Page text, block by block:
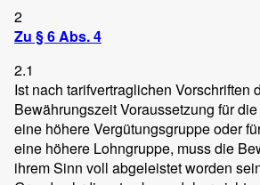
2
Zu § 6 Abs. 4
2.1
Ist nach tarifvertraglichen Vorschriften
Bewährungszeit Voraussetzung für
eine höhere Vergütungsgruppe oder
eine höhere Lohngruppe, muss die
ihrem Sinn voll abgeleistet worden